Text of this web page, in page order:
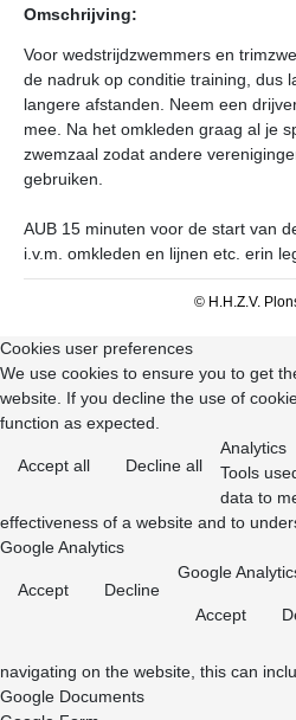
Omschrijving:
Voor wedstrijdzwemmers en
de nadruk op conditie training, dus
langere afstanden. Neem een
mee. Na het omkleden graag al je
zwemzaal zodat andere
gebruiken.
AUB 15 minuten voor de start van
i.v.m. omkleden en lijnen etc. erin
© H.H.Z.V.
Cookies user preferences
We use cookies to ensure you to get
website. If you decline the use of
function as expected.
Accept all Decline all
Analytics
Tools
data to
effectiveness of a website and to
Google Analytics
Accept Decline
Google
Accept
navigating on the website, this can
Google Documents